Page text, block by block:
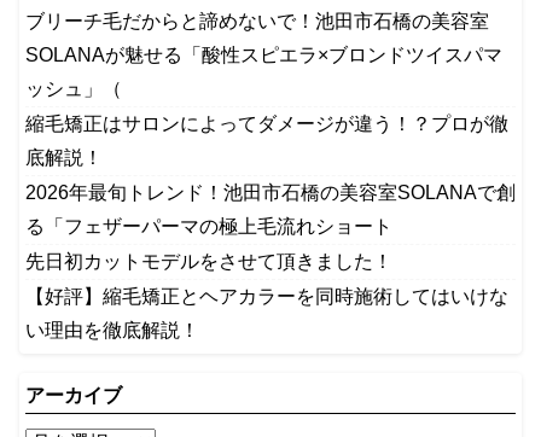
ブリーチ毛だからと諦めないで！池田市石橋の美容室
SOLANAが魅せる「酸性スピエラ×ブロンドツイスパマ
ッシュ」（
縮毛矯正はサロンによってダメージが違う！？プロが徹
底解説！
2026年最旬トレンド！池田市石橋の美容室SOLANAで創
る「フェザーパーマの極上毛流れショート
先日初カットモデルをさせて頂きました！
【好評】縮毛矯正とヘアカラーを同時施術してはいけな
い理由を徹底解説！
アーカイブ